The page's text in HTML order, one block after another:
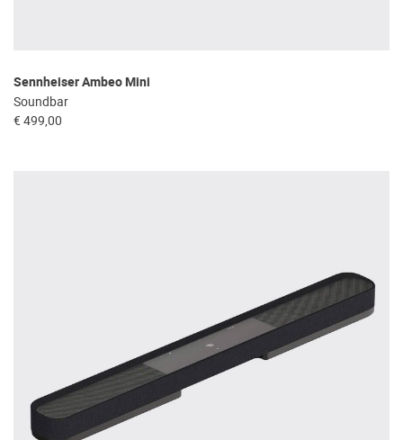
Sennheiser Ambeo Mini
Soundbar
€ 499,00